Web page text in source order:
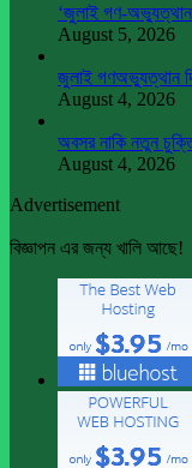
‘জুলাই গণ-
August 5, 2026
জুলাই গণঅভ্যুত্থান
August 4, 2026
অবসর নাকি নতুন
August 4, 2026
Advertisement
বিজ্ঞাপন এর জন্য খালি আছে!